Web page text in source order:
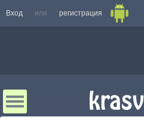
Вход или регистрация